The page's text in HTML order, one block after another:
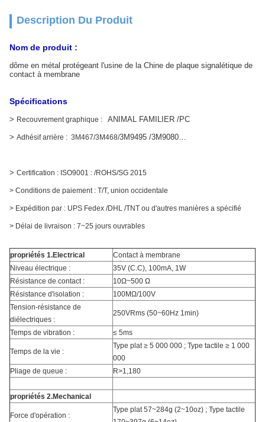
Description Du Produit
Nom de produit :
dôme en métal protégeant l'usine de la Chine de plaque signalétique de
contact à membrane
Spécifications
> Recouvrement graphique :
ANIMAL FAMILIER /PC
> Adhésif arrière : 3M467/3M468/3M9495 /3M9080…
> Certification : ISO9001 : /ROHS/SG 2015
> Conditions de paiement : T/T, union occidentale
> Expédition par : UPS Fedex /DHL /TNT ou d'autres manières a spécifié
> Délai de livraison : 7~25 jours ouvrables
propriétés 1.Electrical
Contact à membrane
Niveau électrique :
35V (C.C), 100mA, 1W
Résistance de contact :
10Ω~500 Ω
Résistance d'isolation :
100MΩ/100V
Tension-résistance de
diélectriques :
250VRms (50~60Hz 1min)
Temps de vibration : ≤ 5ms
Temps de la vie :
Type plat ≥ 5 000 000 ; Type tactile ≥ 1 000
000
Pliage de queue :
R>1,180
propriétés 2.Mechanical
Force d'opération :
Type plat 57~284g (2~10oz) ; Type tactile